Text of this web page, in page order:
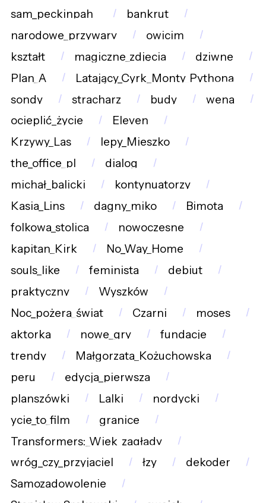
sam_peckinpah_
bankrut
narodowe_przywary
owicim
kształt
magiczne_zdjęcia
dziwne
Plan_A
Latający_Cyrk_Monty_Pythona
sondy
stracharz budy
wena
ocieplić_życie
Eleven
Krzywy_Las
lepy_Mieszko
the_office_pl
dialog
michał_balicki
kontynuatorzy
Kasia_Lins
dagny_miko
Bimota
folkowa_stolica
nowoczesne
kapitan_Kirk
No_Way_Home
souls_like
feminista
debiut
praktyczny
Wyszków
Noc_pożera_świat
Czarni
moses
aktorka
nowe_gry
fundacje
trendy
Małgorzata_Kożuchowska
peru
edycja_pierwsza
planszówki
Lalki
nordycki
ycie_to_film
granice
Transformers:_Wiek_zagłady
wróg_czy_przyjaciel
łzy
dekoder
Samozadowolenie